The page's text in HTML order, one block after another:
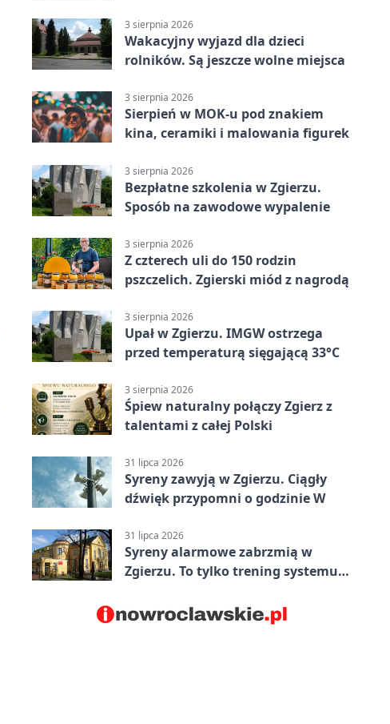
3 sierpnia 2026
Wakacyjny wyjazd dla dzieci
rolników. Są jeszcze wolne miejsca
3 sierpnia 2026
Sierpień w MOK-u pod znakiem
kina, ceramiki i malowania figurek
3 sierpnia 2026
Bezpłatne szkolenia w Zgierzu.
Sposób na zawodowe wypalenie
3 sierpnia 2026
Z czterech uli do 150 rodzin
pszczelich. Zgierski miód z nagrodą
3 sierpnia 2026
Upał w Zgierzu. IMGW ostrzega
przed temperaturą sięgającą 33°C
3 sierpnia 2026
Śpiew naturalny połączy Zgierz z
talentami z całej Polski
31 lipca 2026
Syreny zawyją w Zgierzu. Ciągły
dźwięk przypomni o godzinie W
31 lipca 2026
Syreny alarmowe zabrzmią w
Zgierzu. To tylko trening systemu